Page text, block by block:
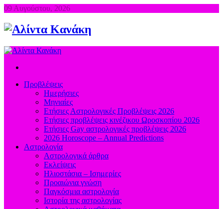
09 Αυγούστου, 2026
Προβλέψεις
Ημερήσιες
Μηνιαίες
Ετήσιες Αστρολογικές Προβλέψεις 2026
Ετήσιες προβλέψεις κινέζικου Ωροσκοπίου 2026
Ετήσιες Gay αστρολογικές προβλέψεις 2026
2026 Horoscope – Annual Predictions
Αστρολογία
Αστρολογικά άρθρα
Εκλείψεις
Ηλιοστάσια – Ισημερίες
Προαιώνια γνώση
Παγκόσμια αστρολογία
Ιστορία της αστρολογίας